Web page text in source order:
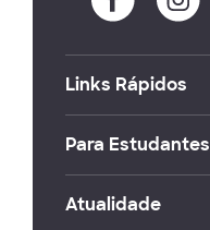
Links Rápidos
Para Estudantes
Atualidade